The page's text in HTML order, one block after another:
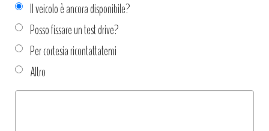
Il veicolo è ancora disponibile?
Posso fissare un test drive?
Per cortesia ricontattatemi
Altro
Tipo